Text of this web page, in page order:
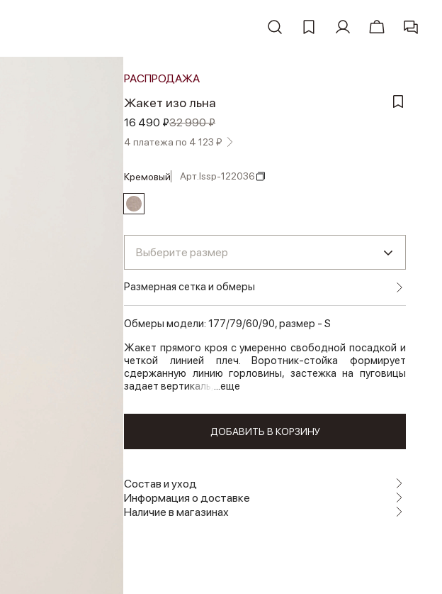
РАСПРОДАЖА
Жакет изо льна
16 490 ₽32 990 ₽
4 платежа по 4 123 ₽
кремовый Арт.lssp-122036
Выберите размер
Размерная сетка и обмеры
Обмеры модели: 177/79/60/90, размер - S
Жакет прямого кроя с умеренно свободной посадкой и
четкой линией плеч. Воротник-стойка формирует
сдержанную линию горловины, застежка на пуговицы
задает вертикаль, ...еще
ДОБАВИТЬ В КОРЗИНУ
Состав и уход
Информация о доставке
Наличие в магазинах